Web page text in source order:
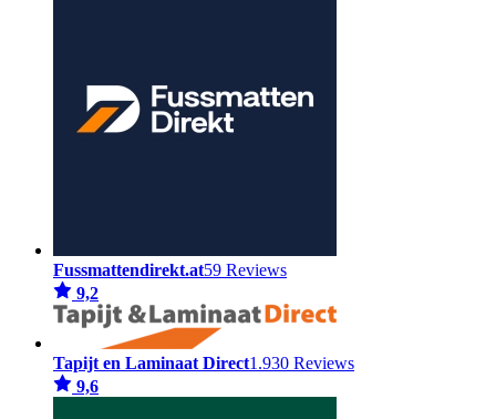
Fussmattendirekt.at59 Reviews
9,2
Tapijt en Laminaat Direct1.930 Reviews
9,6